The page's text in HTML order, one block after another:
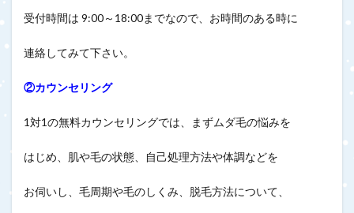
受付時間は 9:00～18:00までなので、お時間のある時に
連絡してみて下さい。
②カウンセリング
1対1の無料カウンセリングでは、まずムダ毛の悩みを
はじめ、肌や毛の状態、自己処理方法や体調などを
お伺いし、毛周期や毛のしくみ、脱毛方法について、